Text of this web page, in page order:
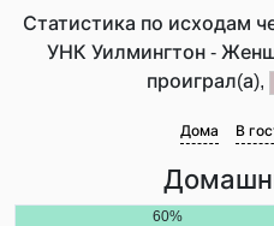
Статистика по исходам
УНК Уилмингтон -
проиграл(а),
Дома В
60%